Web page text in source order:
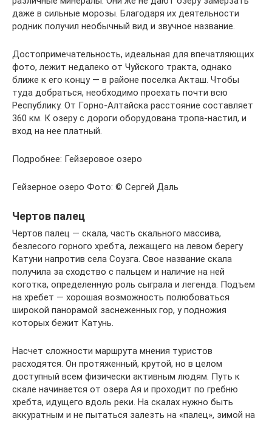
даже в сильные морозы. Благодаря их деятельности
родник получил необычный вид и звучное название.
Достопримечательность, идеальная для впечатляющих
фото, лежит недалеко от Чуйского тракта, однако
ближе к его концу — в районе поселка Акташ. Чтобы
туда добраться, необходимо проехать почти всю
Республику. От Горно-Алтайска расстояние составляет
360 км. К озеру с дороги оборудована тропа-настил, и
вход на нее платный.
Подробнее: Гейзеровое озеро
Гейзерное озеро Фото: © Сергей Даль
Чертов палец
Чертов палец — скала, часть скального массива,
безлесого горного хребта, лежащего на левом берегу
Катуни напротив села Соузга. Свое название скала
получила за сходство с пальцем и наличие на ней
коготка, определенную роль сыграла и легенда. Подъем
на хребет — хорошая возможность полюбоваться
широкой панорамой заснеженных гор, у подножия
которых бежит Катунь.
Насчет сложности маршрута мнения туристов
расходятся. Он протяженный, крутой, но в целом
доступный всем физически активным людям. Путь к
скале начинается от озера Ая и проходит по гребню
хребта, идущего вдоль реки. На скалах нужно быть
аккуратным и не пытаться залезть на «палец», зимой на